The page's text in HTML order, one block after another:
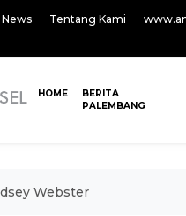
News Tentang Kami
HOME
BERITA
PALEMBANG
Webster